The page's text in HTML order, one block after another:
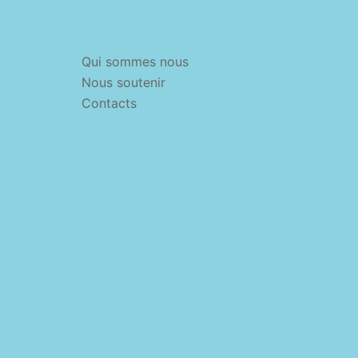
Qui sommes nous
Nous soutenir
Contacts